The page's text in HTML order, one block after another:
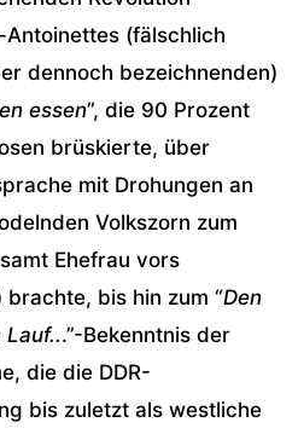
(fälschlich
dennoch bezeichnenden)
essen”, die 90 Prozent
brüskierte, über
mit Drohungen an
Volkszorn zum
Ehefrau vors
bis hin zum “Den
Lauf...”-Bekenntnis der
die die DDR-
bis zuletzt als westliche